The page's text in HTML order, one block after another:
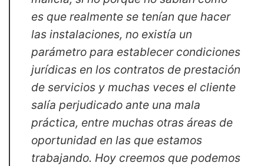
es que realmente se tenían que hacer
las instalaciones, no existía un
parámetro para establecer condiciones
jurídicas en los contratos de prestación
de servicios y muchas veces el cliente
salía perjudicado ante una mala
práctica, entre muchas otras áreas de
oportunidad en las que estamos
trabajando. Hoy creemos que podemos